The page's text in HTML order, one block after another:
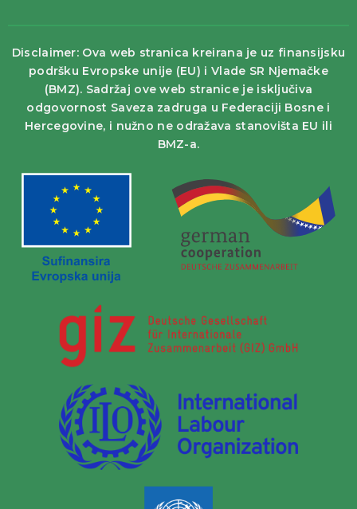
Disclaimer: Ova web stranica kreirana je uz finansijsku
podršku Evropske unije (EU) i Vlade SR Njemačke
(BMZ). Sadržaj ove web stranice je isključiva
odgovornost Saveza zadruga u Federaciji Bosne i
Hercegovine, i nužno ne odražava stanovišta EU ili
BMZ-a.